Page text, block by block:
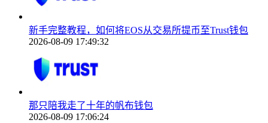
新手完整教程，如何将EOS从交易所提币至Trust钱包
2026-08-09 17:49:32
那只陪我走了十年的帆布钱包
2026-08-09 17:06:24